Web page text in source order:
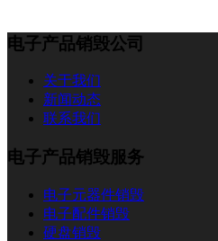
电子产品销毁公司
关于我们
新闻动态
联系我们
电子产品销毁服务
电子元器件销毁
电子配件销毁
硬盘销毁